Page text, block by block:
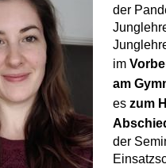
der
im
am
es zum
der